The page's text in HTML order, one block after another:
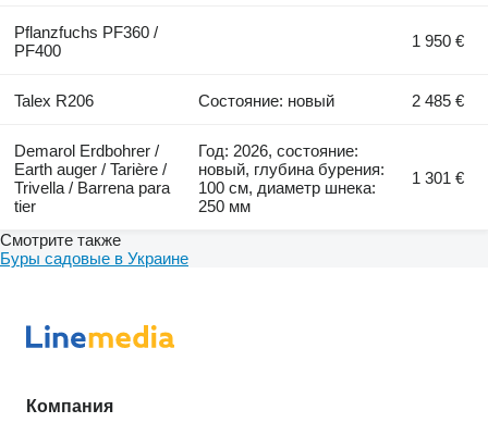
Pflanzfuchs PF360 /
PF400
1 950 €
Talex R206 Состояние: новый 2 485 €
Demarol Erdbohrer /
Earth auger / Tarière /
Trivella / Barrena para
tier
Год: 2026, состояние:
новый, глубина бурения:
100 см, диаметр шнека:
250 мм
1 301 €
Смотрите также
Буры садовые в Украине
Компания